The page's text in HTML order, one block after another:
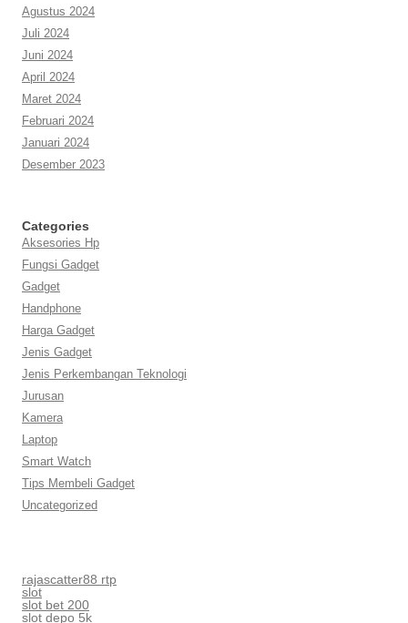
Agustus 2024
Juli 2024
Juni 2024
April 2024
Maret 2024
Februari 2024
Januari 2024
Desember 2023
Categories
Aksesories Hp
Fungsi Gadget
Gadget
Handphone
Harga Gadget
Jenis Gadget
Jenis Perkembangan Teknologi
Jurusan
Kamera
Laptop
Smart Watch
Tips Membeli Gadget
Uncategorized
rajascatter88 rtp
slot
slot bet 200
slot depo 5k